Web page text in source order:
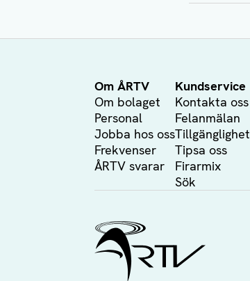
Om ÅRTV
Om bolaget
Personal
Jobba hos oss
Frekvenser
ÅRTV svarar
Kundservice
Kontakta oss
Felanmälan
Tillgänglighet
Tipsa oss
Firarmix
Sök
Ålands Radio & TV